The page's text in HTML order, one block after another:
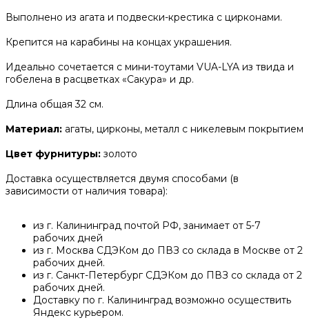
Выполнено из агата и подвески-крестика с цирконами.
Крепится на карабины на концах украшения.
Идеально сочетается с мини-тоутами VUA-LYA из твида и
гобелена в расцветках «Сакура» и др.
Длина общая 32 см.
Материал: агаты, цирконы, металл с никелевым покрытием
Цвет фурнитуры: золото
Доставка осуществляется двумя способами (в
зависимости от наличия товара):
из г. Калининград почтой РФ, занимает от 5-7
рабочих дней
из г. Москва СДЭКом до ПВЗ со склада в Москве от 2
рабочих дней.
из г. Санкт-Петербург СДЭКом до ПВЗ со склада от 2
рабочих дней.
Доставку по г. Калининград возможно осуществить
Яндекс курьером.